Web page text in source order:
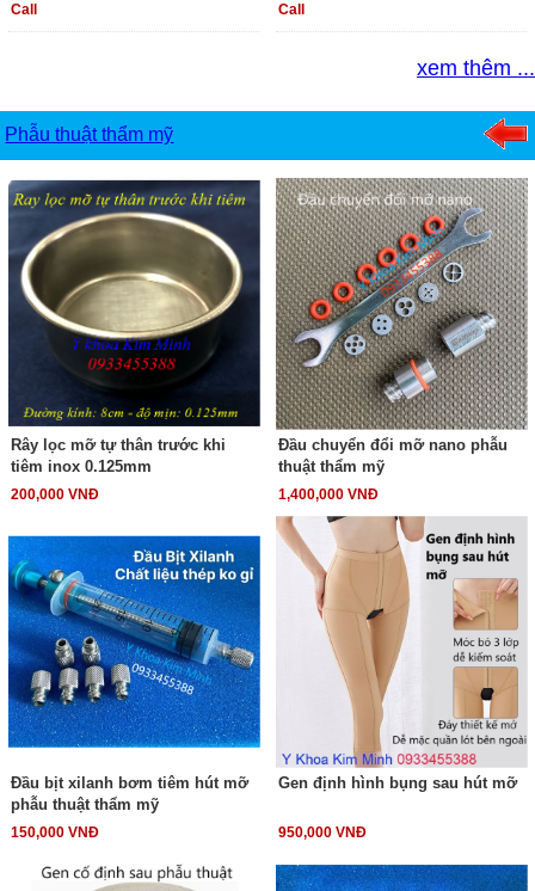
Call Call
xem thêm ...
Phẫu thuật thẩm mỹ
Rây lọc mỡ tự thân trước khi
tiêm inox 0.125mm
200,000 VNĐ
Đầu chuyển đổi mỡ nano phẫu
thuật thẩm mỹ
1,400,000 VNĐ
Đầu bịt xilanh bơm tiêm hút mỡ
phẫu thuật thẩm mỹ
150,000 VNĐ
Gen định hình bụng sau hút mỡ
950,000 VNĐ